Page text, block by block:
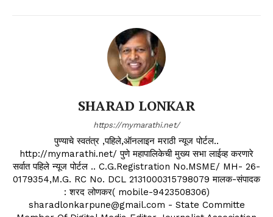
SHARAD LONKAR
https://mymarathi.net/
पुण्याचे स्वतंत्र ,पहिले,ऑनलाइन मराठी न्यूज पोर्टल..
http://mymarathi.net/ पुणे महापालिकेची मुख्य सभा लाईव्ह करणारे
सर्वात पहिले न्यूज पोर्टल .. C.G.Registration No.MSME/ MH- 26-
0179354,M.G. RC No. DCL 2131000315798079 मालक-संपादक
: शरद लोणकर( mobile-9423508306)
sharadlonkarpune@gmail.com - State Committe